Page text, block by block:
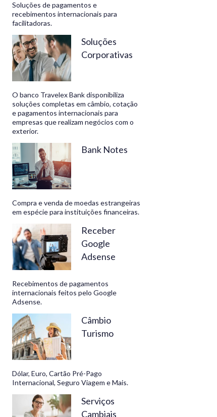
Soluções de pagamentos e
recebimentos internacionais para
facilitadoras.
Soluções
Corporativas
O banco Travelex Bank disponibiliza
soluções completas em câmbio, cotação
e pagamentos internacionais para
empresas que realizam negócios com o
exterior.
Bank Notes
Compra e venda de moedas estrangeiras
em espécie para instituições financeiras.
Receber
Google
Adsense
Recebimentos de pagamentos
internacionais feitos pelo Google
Adsense.
Câmbio
Turismo
Dólar, Euro, Cartão Pré-Pago
Internacional, Seguro Viagem e Mais.
Serviços
Cambiais